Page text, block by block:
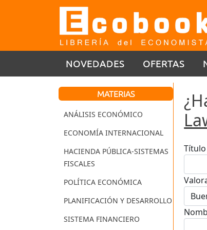
NOVEDADES OFERTAS
MATERIAS
ANÁLISIS ECONÓMICO
ECONOMÍA INTERNACIONAL
HACIENDA PÚBLICA-SISTEMAS
FISCALES
POLÍTICA ECONÓMICA
PLANIFICACIÓN Y DESARROLLO
SISTEMA FINANCIERO